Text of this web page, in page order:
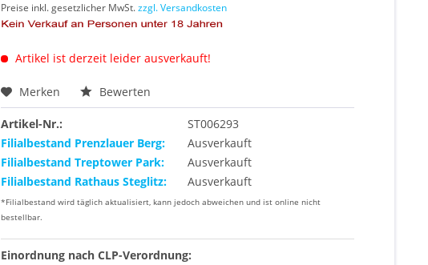
Preise inkl. gesetzlicher MwSt.zzgl. Versandkosten
Artikel ist derzeit leider ausverkauft!
Merken Bewerten
Artikel-Nr.:
ST006293
Filialbestand Prenzlauer Berg:
Ausverkauft
Filialbestand Treptower Park:
Ausverkauft
Filialbestand Rathaus Steglitz:
Ausverkauft
*Filialbestand wird täglich aktualisiert, kann jedoch abweichen und ist online nicht
bestellbar.
Einordnung nach CLP-Verordnung: